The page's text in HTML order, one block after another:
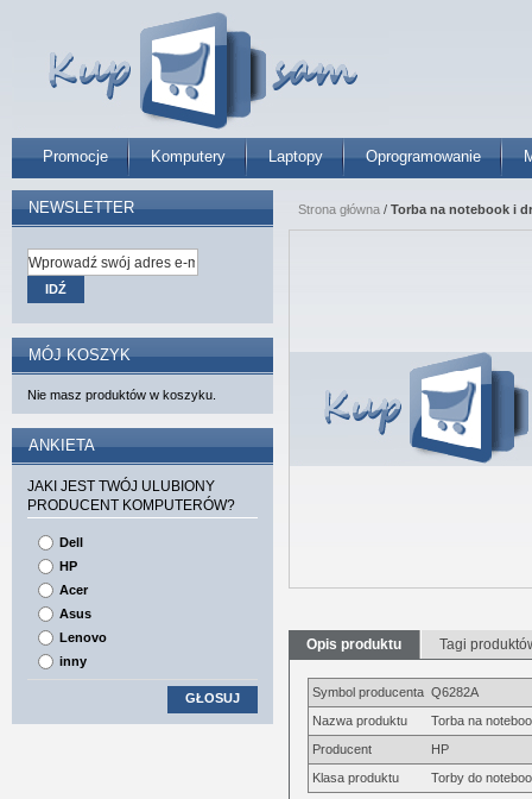
Promocje Komputery Laptopy Oprogramowanie
Strona główna / Torba na notebook i
Opis produktu Tagi
Symbol producenta Q6282A
Nazwa produktu
Torba na
Producent
HP
Klasa produktu
Torby do
NEWSLETTER
IDŹ
MÓJ KOSZYK
Nie masz produktów w koszyku.
ANKIETA
JAKI JEST TWÓJ ULUBIONY
PRODUCENT KOMPUTERÓW?
Dell
HP
Acer
Asus
Lenovo
inny
GŁOSUJ